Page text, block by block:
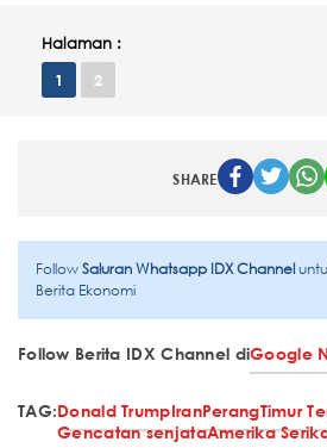
Halaman :
1 2
SHARE
FollowSaluran Whatsapp IDX Channel
Berita Ekonomi
Follow Berita IDX Channel diGoogle
TAG:Donald TrumpIranPerangTimur
Gencatan senjataAmerika